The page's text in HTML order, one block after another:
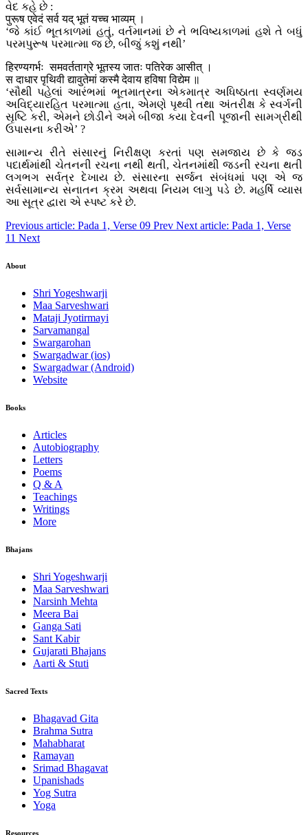
વેદ કહે છે :
पुरूष एवेदं सर्व यद् भूतं यच्च भाव्यम् ।
‘જે કાંઈ ભૂતકાળમાં હતું, વર્તમાનમાં છે ને ભવિષ્યકાળમાં હશે તે બધું
પરમપુરૂષ પરમાત્મા જ છે, બીજું કશું નથી’
हिरण्यगर्भः समवर्तताग्रे भूतस्य जातः पतिरेक आसीत् ।
स दाधार पृथिवी द्यावुतेमां कस्मै देवाय हविषा विद्येम ॥
‘સૌથી પહેલાં આરંભમાં ભૂતમાત્રના એકમાત્ર અધિષ્ઠાતા સ્વર્ણમય
અવિદ્યારહિત પરમાત્મા હતા, એમણે પૃથ્વી તથા અંતરીક્ષ કે સ્વર્ગની
સૃષ્ટિ કરી, એમને છોડીને અમે બીજા કયા દેવની પૂજાની સામગ્રીથી
ઉપાસના કરીએ’ ?
સામાન્ય રીતે સંસારનું નિરીક્ષણ કરતાં પણ સમજાય છે કે જડ
પદાર્થમાંથી ચેતનની રચના નથી થતી, ચેતનમાંથી જડની રચના થતી
લગભગ સર્વત્ર દેખાય છે. સંસારના સર્જન સંબંધમાં પણ એ જ
સર્વસામાન્ય સનાતન ક્રમ અથવા નિયમ લાગુ પડે છે. મહર્ષિ વ્યાસ
આ સૂત્ર દ્વારા એ સ્પષ્ટ કરે છે.
Previous article: Pada 1, Verse 09 Prev Next article: Pada 1, Verse
11 Next
About
Shri Yogeshwarji
Maa Sarveshwari
Mataji Jyotirmayi
Sarvamangal
Swargarohan
Swargadwar (ios)
Swargadwar (Android)
Website
Books
Articles
Autobiography
Letters
Poems
Q & A
Teachings
Writings
More
Bhajans
Shri Yogeshwarji
Maa Sarveshwari
Narsinh Mehta
Meera Bai
Ganga Sati
Sant Kabir
Gujarati Bhajans
Aarti & Stuti
Sacred Texts
Bhagavad Gita
Brahma Sutra
Mahabharat
Ramayan
Srimad Bhagavat
Upanishads
Yog Sutra
Yoga
Resources